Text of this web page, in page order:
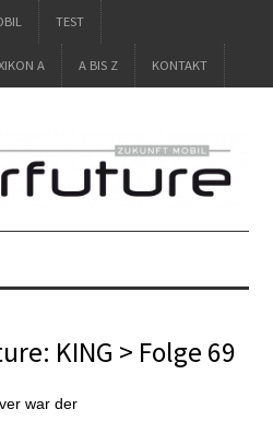
TEST
A A BIS Z KONTAKT
KING > Folge 69
war der